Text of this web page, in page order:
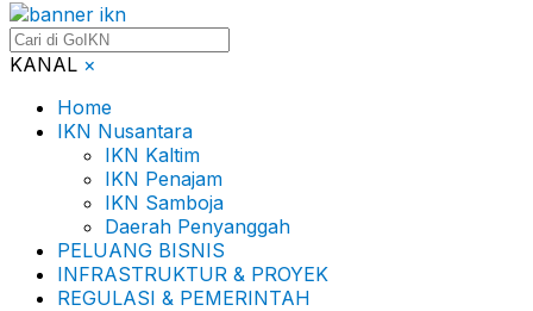
KANAL ×
Home
IKN Nusantara
IKN Kaltim
IKN Penajam
IKN Samboja
Daerah Penyanggah
PELUANG BISNIS
INFRASTRUKTUR & PROYEK
REGULASI & PEMERINTAH